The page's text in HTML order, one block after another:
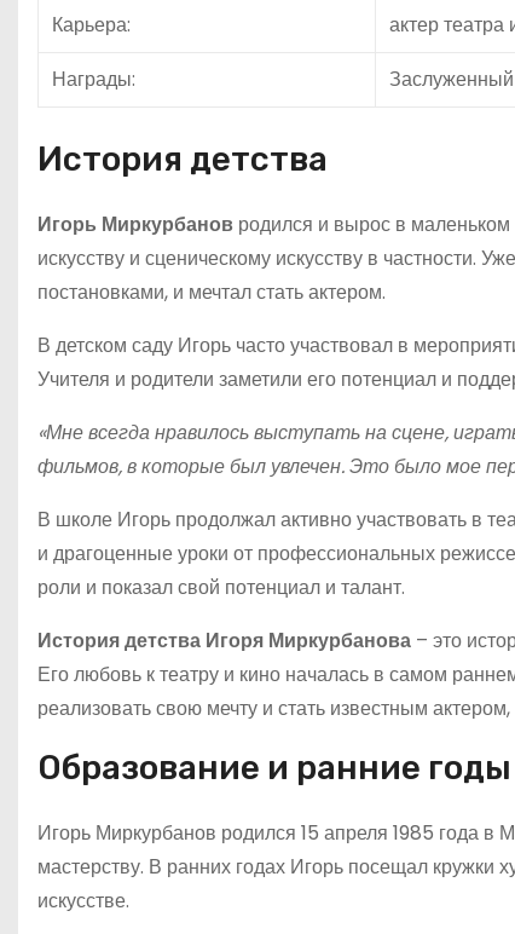
Карьера:
актер театра
Награды:
История детства
Игорь Миркурбанов родился и вырос в маленьком
искусству и сценическому искусству в
постановками, и мечтал стать актером.
В детском саду Игорь часто участвовал в
Учителя и родители заметили его потенциал и
«Мне всегда нравилось выступать на сцене,
фильмов, в которые был увлечен. Это было мое
В школе Игорь продолжал активно участвовать в
и драгоценные уроки от профессиональных
роли и показал свой потенциал и талант.
История детства Игоря Миркурбанова – это
Его любовь к театру и кино началась в самом
реализовать свою мечту и стать известным
Образование и ранние годы
Игорь Миркурбанов родился 15 апреля 1985 года в
мастерству. В ранних годах Игорь посещал кружки
искусстве.